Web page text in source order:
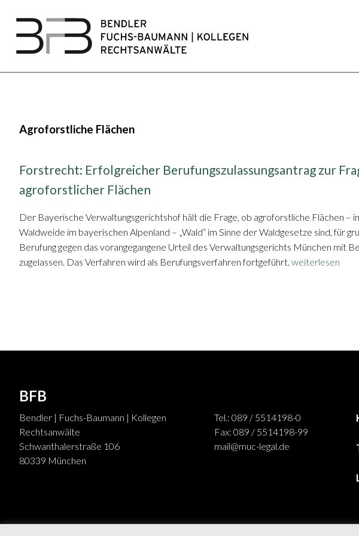
Agroforstliche Flächen
Forstrecht: Erfolgreicher Berufungszulassungsantrag zur
agroforstlicher Flächen
Der Bayerische Verwaltungsgerichtshof hält die Frage, ob agroforstliche Flächen –
Waldweide im bayerischen Alpenland – „Wald“ im Sinne der Waldgesetze sind, für
Berufung gegen das vorangegangene Urteil des Verwaltungsgerichts München mit
zugelassen. Das Verfahren wird als Berufungsverfahren fortgeführt. weiterlesen
BFB
Bendler | Fuchs-Baumann | Kollegen
Rechtsanwälte
Schwanthalerstraße 106
80339 München
Tel.: 089 / 5514198-0
Fax: 089 / 5514198-99
mail@muc-legal.de